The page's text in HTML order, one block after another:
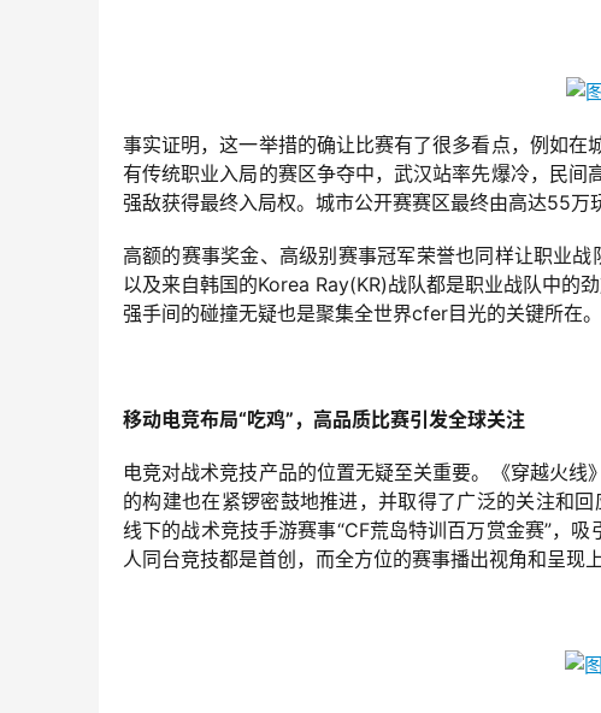
事实证明，这一举措的确让比赛有了很多看点，例如
有传统职业入局的赛区争夺中，武汉站率先爆冷，民
强敌获得最终入局权。城市公开赛赛区最终由高达55万
高额的赛事奖金、高级别赛事冠军荣誉也同样让职业
以及来自韩国的Korea Ray(KR)战队都是职业战队中的
强手间的碰撞无疑也是聚集全世界cfer目光的关键所在。
移动电竞布局“吃鸡”，高品质比赛引发全球关注
电竞对战术竞技产品的位置无疑至关重要。《穿越火
的构建也在紧锣密鼓地推进，并取得了广泛的关注和
线下的战术竞技手游赛事“CF荒岛特训百万赏金赛”，
人同台竞技都是首创，而全方位的赛事播出视角和呈现